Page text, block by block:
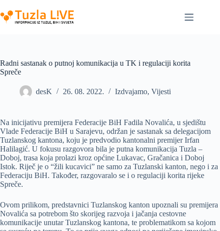
to
content
Radni sastanak o putnoj komunikacija u TK i regulaciji korita
Spreče
desK 26. 08. 2022. Izdvajamo, Vijesti
Na inicijativu premijera Federacije BiH Fadila Novalića, u sjedištu
Vlade Federacije BiH u Sarajevu, održan je sastanak sa delegacijom
Tuzlanskog kantona, koju je predvodio kantonalni premijer Irfan
Halilagić. U fokusu razgovora bila je putna komunikacija Tuzla –
Doboj, trasa koja prolazi kroz općine Lukavac, Gračanica i Doboj
Istok. Riječ je o “žili kucavici” ne samo za Tuzlanski kanton, nego i za
Federaciju BiH. Također, razgovaralo se i o regulaciji korita rijeke
Spreče.
Ovom prilikom, predstavnici Tuzlanskog kanton upoznali su premijera
Novalića sa potrebom što skorijeg razvoja i jačanja cestovne
komunikacije unutar Tuzlanskog kantona, te problematikom sa kojom